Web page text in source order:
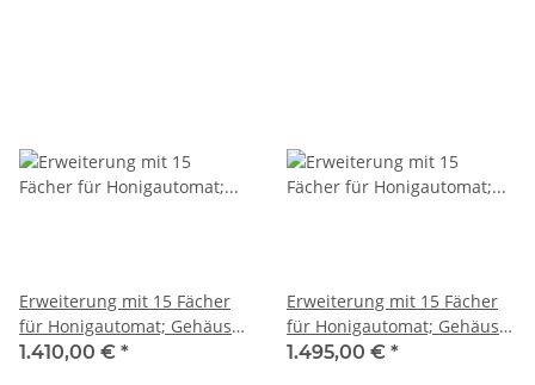
Erweiterung mit 15 Fächer
für Honigautomat; Gehäuse
rapsgelb, Dach schwarz;
1.410,00 € *
Erweiterung mit 15 Fächer
für Honigautomat; Gehäuse
rapsgelb, Dach schwarz;
1.495,00 € *